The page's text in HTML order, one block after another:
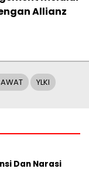
Allianz
YLKI
Dan Narasi